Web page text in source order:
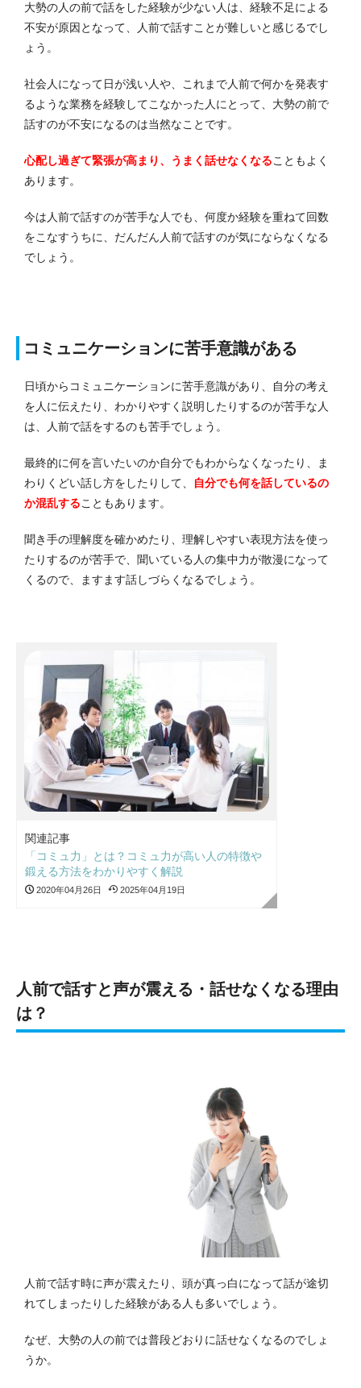
大勢の人の前で話をした経験が少ない人は、経験不足による
不安が原因となって、人前で話すことが難しいと感じるでし
ょう。
社会人になって日が浅い人や、これまで人前で何かを発表す
るような業務を経験してこなかった人にとって、大勢の前で
話すのが不安になるのは当然なことです。
心配し過ぎて緊張が高まり、うまく話せなくなることもよく
あります。
今は人前で話すのが苦手な人でも、何度か経験を重ねて回数
をこなすうちに、だんだん人前で話すのが気にならなくなる
でしょう。
コミュニケーションに苦手意識がある
日頃からコミュニケーションに苦手意識があり、自分の考え
を人に伝えたり、わかりやすく説明したりするのが苦手な人
は、人前で話をするのも苦手でしょう。
最終的に何を言いたいのか自分でもわからなくなったり、ま
わりくどい話し方をしたりして、
自分でも何を話しているの
か混乱することもあります。
聞き手の理解度を確かめたり、理解しやすい表現方法を使っ
たりするのが苦手で、聞いている人の集中力が散漫になって
くるので、ますます話しづらくなるでしょう。
関連記事
「コミュ力」とは？コミュ力が高い人の特徴や
鍛える方法をわかりやすく解説
2020年04月26日 2025年04月19日
人前で話すと声が震える・話せなくなる理由
は？
人前で話す時に声が震えたり、頭が真っ白になって話が途切
れてしまったりした経験がある人も多いでしょう。
なぜ、大勢の人の前では普段どおりに話せなくなるのでしょ
うか。